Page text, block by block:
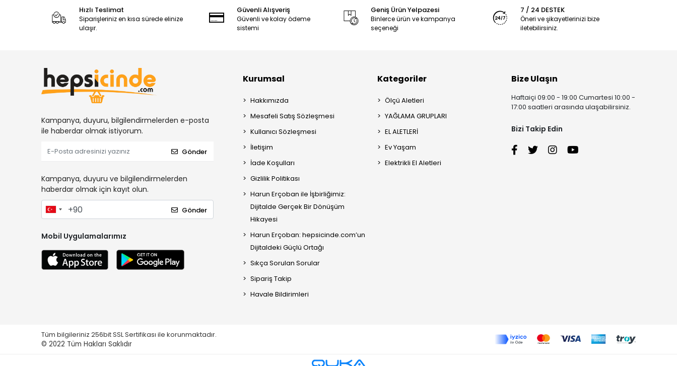
Hızlı Teslimat
Siparişleriniz en kısa sürede elinize
ulaşır.
Güvenli Alışveriş
Güvenli ve kolay ödeme
sistemi
Geniş Ürün Yelpazesi
Binlerce ürün ve kampanya
seçeneği
7 / 24 DESTEK
Öneri ve şikayetlerinizi bize
iletebilirsiniz.
Kampanya, duyuru, bilgilendirmelerden e-posta
ile haberdar olmak istiyorum.
Gönder
Kampanya, duyuru ve bilgilendirmelerden
haberdar olmak için kayıt olun.
Gönder
Mobil Uygulamalarımız
Kurumsal
Hakkımızda
Mesafeli Satış Sözleşmesi
Kullanıcı Sözleşmesi
İletişim
İade Koşulları
Gizlilik Politikası
Harun Erçoban ile İşbirliğimiz:
Dijitalde Gerçek Bir Dönüşüm
Hikayesi
Harun Erçoban: hepsicinde.com’un
Dijitaldeki Güçlü Ortağı
Sıkça Sorulan Sorular
Sipariş Takip
Havale Bildirimleri
Kategoriler
Ölçü Aletleri
YAĞLAMA GRUPLARI
EL ALETLERİ
Ev Yaşam
Elektrikli El Aletleri
Bize Ulaşın
Haftaiçi 09:00 - 19:00 Cumartesi 10:00 -
17:00 saatleri arasında ulaşabilirsiniz.
Bizi Takip Edin
Tüm bilgileriniz 256bit SSL Sertifikası ile korunmaktadır.
© 2022 Tüm Hakları Saklıdır